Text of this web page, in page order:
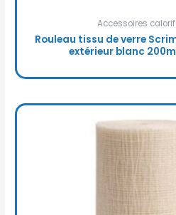
Accessoires
Rouleau tissu de verre
extérieur blanc